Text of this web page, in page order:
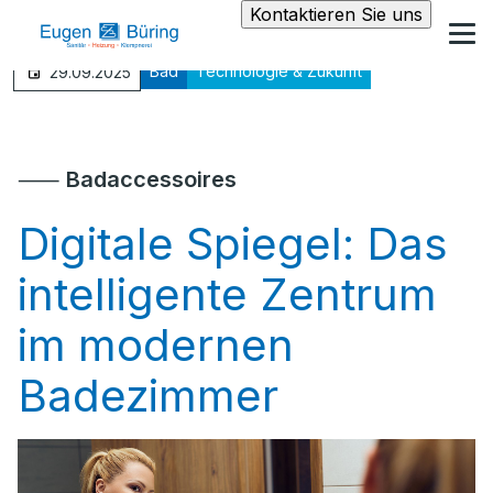
Kontaktieren Sie uns
29.09.2025 Bad Technologie & Zukunft
⸺ Badaccessoires
Digitale Spiegel: Das
intelligente Zentrum
im modernen
Badezimmer